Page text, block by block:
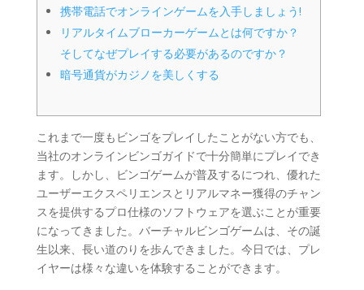
携帯電話でオンラインゲームを入手しましょう!
リアルタイムブローカーゲームとは何ですか？
そしてなぜプレイする必要があるのですか？
暗号通貨がカジノを美しくする
これまで一度もビンゴをプレイしたことがない方でも、
当社のオンラインビンゴガイドで十分簡単に​​プレイでき
ます。しかし、ビンゴゲームが普及するにつれ、優れた
ユーザーエクスペリエンスとリアルマネー獲得のチャン
スを提供するプロ仕様のソフトウェアを選ぶことが重要
になってきました。バーチャルビンゴゲームは、その誕
生以来、長い道のりを歩んできました。今日では、プレ
イヤーは様々な違いを体験することができます。